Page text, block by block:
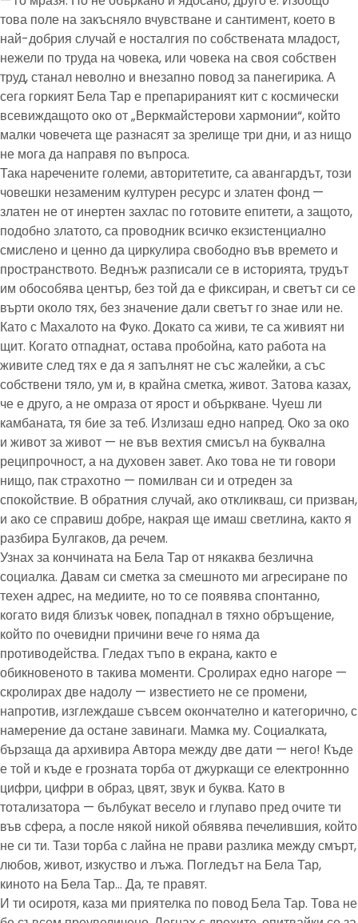
това поле на закъсняло вчувстване и сантимент, което в
най-добрия случай е носталгия по собствената младост,
нежели по труда на човека, или човека на своя собствен
труд, станал неволно и внезапно повод за панегирика. А
сега горкият Бела Тар е препарираният кит с космически
всевиждащото око от „Веркмайстерови хармонии“, който
малки човечета ще разнасят за зрелище три дни, и аз нищо
не мога да направя по въпроса.
Така наречените големи, авторитетите, са авангардът, този
човешки незаменим културен ресурс и златен фонд —
златен не от инертен захлас по готовите епитети, а защото,
подобно златото, са проводник всичко екзистенциално
смислено и ценно да циркулира свободно във времето и
пространството. Веднъж разписали се в историята, трудът
им обособява център, без той да е фиксиран, и светът си се
върти около тях, без значение дали светът го знае или не.
Като с Махалото на Фуко. Докато са живи, те са живият ни
щит. Когато отпаднат, остава пробойна, като работа на
живите след тях е да я запълнят не със жалейки, а със
собствени тяло, ум и, в крайна сметка, живот. Затова казах,
че е друго, а не омраза от ярост и объркване. Чуеш ли
камбаната, тя бие за теб. Излизаш едно напред. Око за око
и живот за живот — не във вехтия смисъл на буквална
реципрочност, а на духовен завет. Ако това не ти говори
нищо, пак страхотно — помилван си и отреден за
спокойствие. В обратния случай, ако откликваш, си призван,
и ако се справиш добре, накрая ще имаш светлина, както я
разбира Булгаков, да речем.
Узнах за кончината на Бела Тар от някаква безлична
социалка. Давам си сметка за смешното ми агресиране по
техен адрес, на медиите, но то се появява спонтанно,
когато видя близък човек, попаднал в тяхно обръщение,
който по очевидни причини вече го няма да
противодейства. Гледах тъпо в екрана, както е
обикновеното в такива моменти. Сролирах едно нагоре —
скролирах две надолу — известието не се промени,
напротив, изглеждаше съвсем окончателно и категорично, с
намерение да остане завинаги. Мамка му. Социалката,
бързаща да архивира Автора между две дати — него! Къде
е той и къде е грозната торба от джуркащи се електроннно
цифри, цифри в образ, цвят, звук и буква. Като в
тотализатора — бълбукат весело и глупаво пред очите ти
във сфера, а после някой никой обявява печелившия, който
не си ти. Тази торба с лайна не прави разлика между смърт,
любов, живот, изкуство и лъжа. Погледът на Бела Тар,
киното на Бела Тар… Да, те правят.
И ти осиротя, каза ми приятелка по повод Бела Тар. Това не